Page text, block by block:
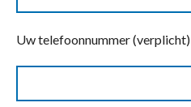
Uw telefoonnummer (verplicht)